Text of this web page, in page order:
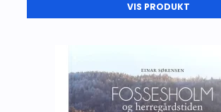
VIS PRODUKT